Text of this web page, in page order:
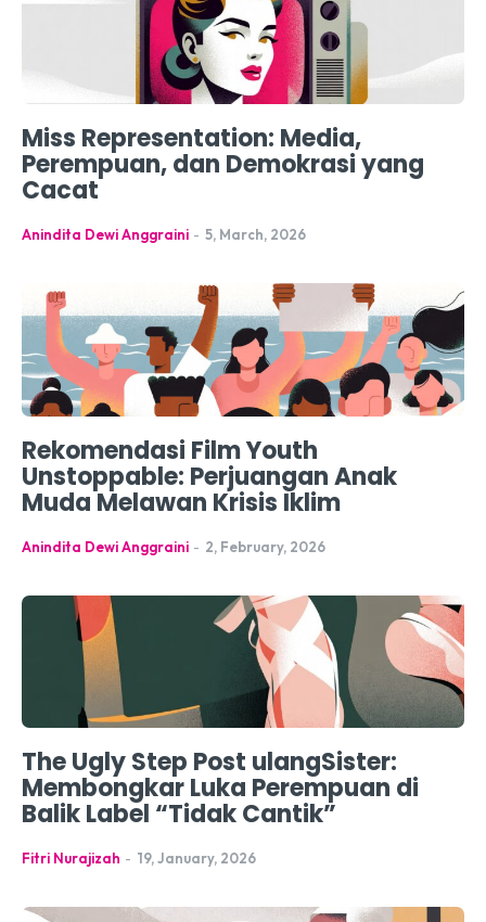
Miss Representation: Media,
Perempuan, dan Demokrasi yang
Cacat
Anindita Dewi Anggraini - 5, March, 2026
Rekomendasi Film Youth
Unstoppable: Perjuangan Anak
Muda Melawan Krisis Iklim
Anindita Dewi Anggraini - 2, February, 2026
The Ugly Step Post ulangSister:
Membongkar Luka Perempuan di
Balik Label “Tidak Cantik”
Fitri Nurajizah - 19, January, 2026